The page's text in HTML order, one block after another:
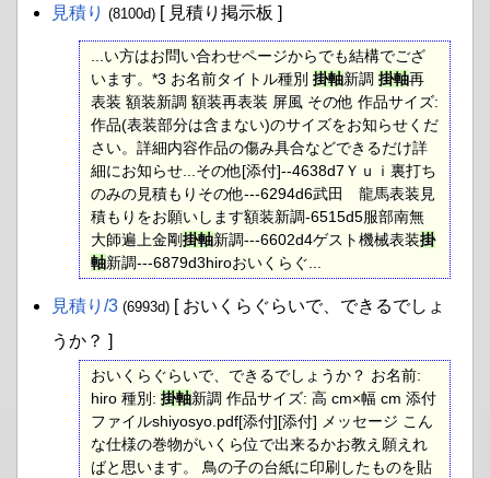
見積り (8100d) [ 見積り掲示板 ]
...い方はお問い合わせページからでも結構でござ
います。*3 お名前タイトル種別 掛軸新調 掛軸再
表装 額装新調 額装再表装 屏風 その他 作品サイズ:
作品(表装部分は含まない)のサイズをお知らせくだ
さい。詳細内容作品の傷み具合などできるだけ詳
細にお知らせ...その他[添付]--4638d7Ｙｕｉ裏打ち
のみの見積もりその他---6294d6武田 龍馬表装見
積もりをお願いします額装新調-6515d5服部南無
大師遍上金剛掛軸新調---6602d4ゲスト機械表装掛
軸新調---6879d3hiroおいくらぐ...
見積り​/3 (6993d) [ おいくらぐらいで、できるでしょ
うか？ ]
おいくらぐらいで、できるでしょうか？ お名前:
hiro 種別: 掛軸新調 作品サイズ: 高 cm×幅 cm 添付
ファイルshiyosyo.pdf[添付][添付] メッセージ こん
な仕様の巻物がいくら位で出来るかお教え願えれ
ばと思います。 鳥の子の台紙に印刷したものを貼